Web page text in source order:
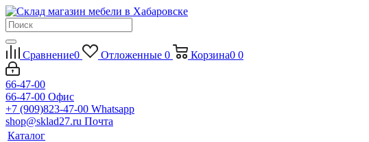
Сравнение0 Отложенные 0 Корзина0 0
66-47-00
66-47-00 Офис
+7 (909)823-47-00 Whatsapp
shop@sklad27.ru Почта
Каталог